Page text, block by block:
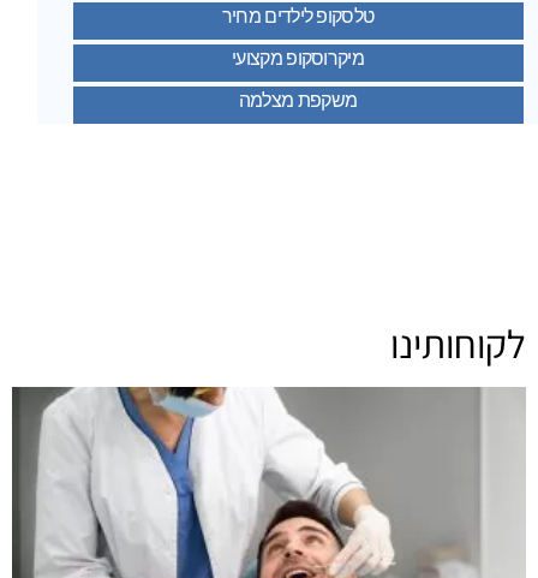
טלסקופ לילדים מחיר
מיקרוסקופ מקצועי
משקפת מצלמה
לקוחותינו